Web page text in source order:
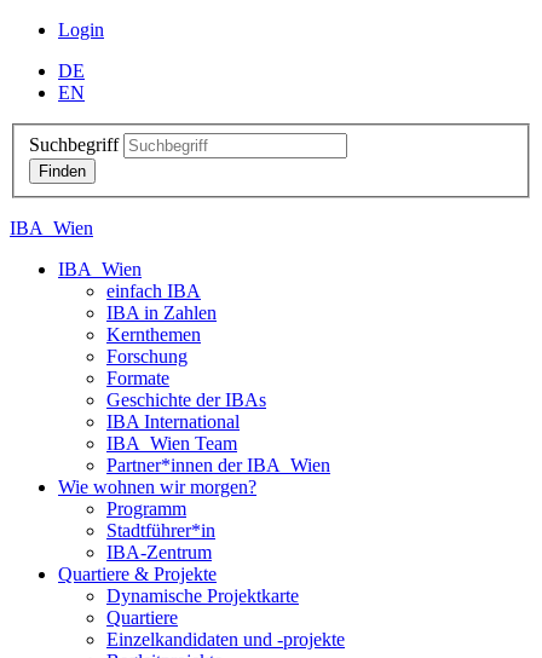
Login
DE
EN
Suchbegriff
IBA_Wien
IBA_Wien
einfach IBA
IBA in Zahlen
Kernthemen
Forschung
Formate
Geschichte der IBAs
IBA International
IBA_Wien Team
Partner*innen der IBA_Wien
Wie wohnen wir morgen?
Programm
Stadtführer*in
IBA-Zentrum
Quartiere & Projekte
Dynamische Projektkarte
Quartiere
Einzelkandidaten und -projekte